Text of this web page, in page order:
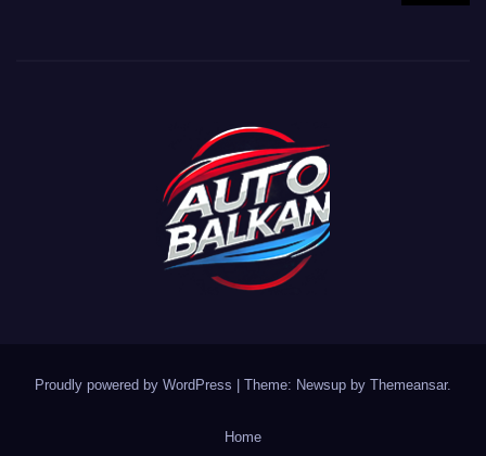
Proudly powered by WordPress Theme: Newsup by Themeansar.
Home